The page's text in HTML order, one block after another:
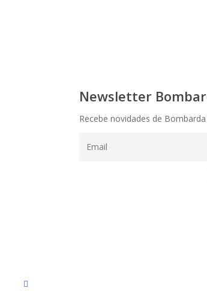
Newsletter
Recebe novidades de Bombarda
instagram